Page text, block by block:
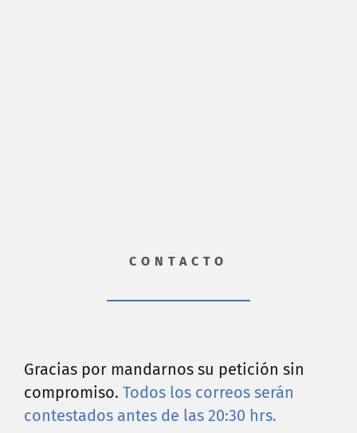
CONTACTO
Gracias por mandarnos su petición sin
compromiso. Todos los correos serán
contestados antes de las 20:30 hrs.